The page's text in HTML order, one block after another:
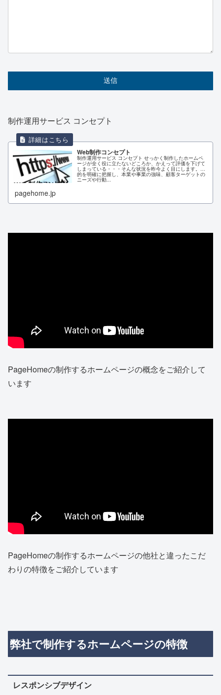
制作運用サービス コンセプト
Web制作コンセプト
制作運用サービス コンセプト せっかく制作したホームペ
ージが全く役に立たないどころか、かえって評価を下げて
しまっている・・・そんな状況を昨今よく目にします。目
的を明確に把握し、本業や事業の強味、顧客ターゲットの
ニーズや行動...
pagehome.jp
PageHomeの制作するホームページの概念をご紹介して
います
PageHomeの制作するホームページの他社と違ったこだ
わりの特徴をご紹介しています
弊社で制作するホームページの特徴
レスポンシブデザイン